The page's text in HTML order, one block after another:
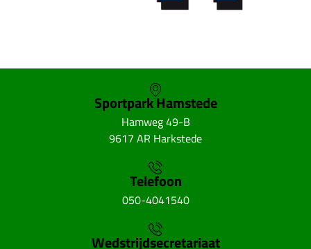
Sportpark Hamstede
Hamweg 49-B
9617 AR Harkstede
Telefoon
050-4041540
Wedstrijdsecretariaat